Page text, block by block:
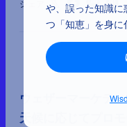
や、誤った知識
つ「知恵」を身に
シェア
ウェザーマーケテ
天候に応じてプロ